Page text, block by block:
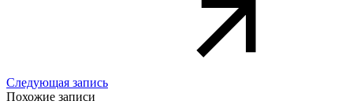
Следующая запись
Похожие записи